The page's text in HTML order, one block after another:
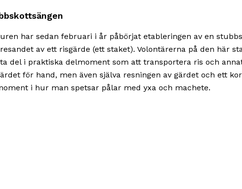
har sedan februari i år påbörjat etableringen av en
av ett risgärde (ett staket). Volontärerna på den här
del i praktiska delmoment som att transportera ris och
för hand, men även själva resningen av gärdet och ett
i hur man spetsar pålar med yxa och machete.